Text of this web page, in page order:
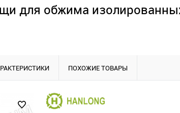
для обжима
ПОХОЖИЕ ТОВАРЫ